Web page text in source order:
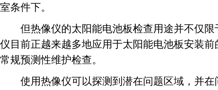
室条件下。
但热像仪的太阳能电池板检查用途并不仅限
仪目前正越来越多地应用于太阳能电池板安装
常规预测性维护检查。
使用热像仪可以探测到潜在问题区域，并在